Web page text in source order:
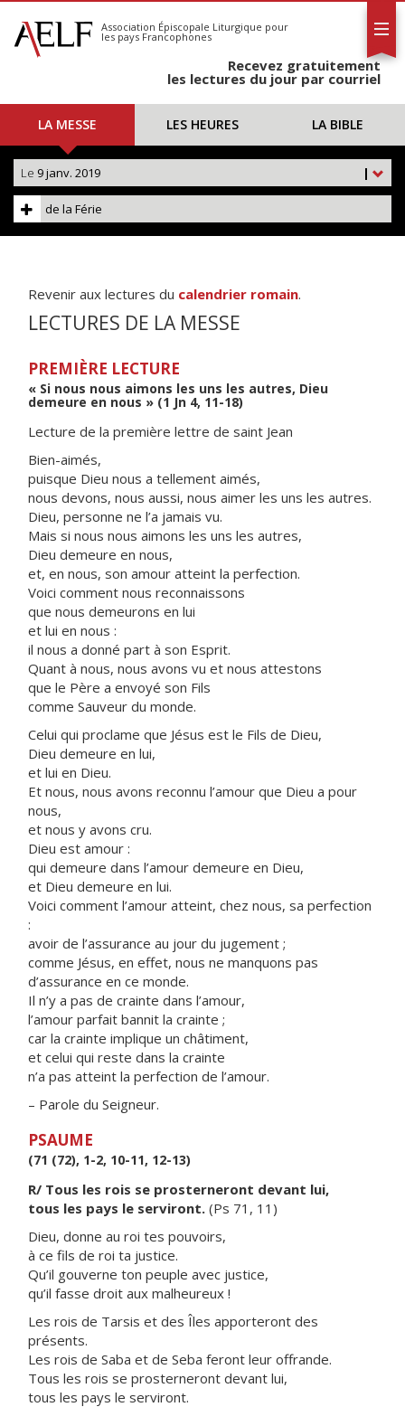
S'abonner
Calendrier
Association Épiscopale Liturgique pour
les pays Francophones
Recevez gratuitement
les lectures du jour par courriel
LA MESSE LES HEURES LA BIBLE
|
Le 9 janv. 2019
de la Férie
Revenir aux lectures du calendrier romain.
LECTURES DE LA MESSE
PREMIÈRE LECTURE
« Si nous nous aimons les uns les autres, Dieu
demeure en nous » (1 Jn 4, 11-18)
Lecture de la première lettre de saint Jean
Bien-aimés,
puisque Dieu nous a tellement aimés,
nous devons, nous aussi, nous aimer les uns les autres.
Dieu, personne ne l’a jamais vu.
Mais si nous nous aimons les uns les autres,
Dieu demeure en nous,
et, en nous, son amour atteint la perfection.
Voici comment nous reconnaissons
que nous demeurons en lui
et lui en nous :
il nous a donné part à son Esprit.
Quant à nous, nous avons vu et nous attestons
que le Père a envoyé son Fils
comme Sauveur du monde.
Celui qui proclame que Jésus est le Fils de Dieu,
Dieu demeure en lui,
et lui en Dieu.
Et nous, nous avons reconnu l’amour que Dieu a pour
nous,
et nous y avons cru.
Dieu est amour :
qui demeure dans l’amour demeure en Dieu,
et Dieu demeure en lui.
Voici comment l’amour atteint, chez nous, sa perfection
:
avoir de l’assurance au jour du jugement ;
comme Jésus, en effet, nous ne manquons pas
d’assurance en ce monde.
Il n’y a pas de crainte dans l’amour,
l’amour parfait bannit la crainte ;
car la crainte implique un châtiment,
et celui qui reste dans la crainte
n’a pas atteint la perfection de l’amour.
– Parole du Seigneur.
PSAUME
(71 (72), 1-2, 10-11, 12-13)
R/ Tous les rois se prosterneront devant lui,
tous les pays le serviront. (Ps 71, 11)
Dieu, donne au roi tes pouvoirs,
à ce fils de roi ta justice.
Qu’il gouverne ton peuple avec justice,
qu’il fasse droit aux malheureux !
Les rois de Tarsis et des Îles apporteront des
présents.
Les rois de Saba et de Seba feront leur offrande.
Tous les rois se prosterneront devant lui,
tous les pays le serviront.